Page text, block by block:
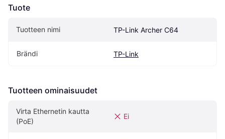
Tuote
Tuotteen nimi TP-Link Archer C64
Brändi TP-Link
Tuotteen ominaisuudet
Virta Ethernetin kautta
(PoE)
Ei